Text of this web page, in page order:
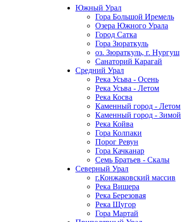
Южный Урал
Гора Большой Иремель
Озера Южного Урала
Город Сатка
Гора Зюраткуль
оз. Зюраткуль, г. Нургуш
Санаторий Карагай
Средний Урал
Река Усьва - Осень
Река Усьва - Летом
Река Косва
Каменный город - Летом
Каменный город - Зимой
Река Койва
Гора Колпаки
Порог Ревун
Гора Качканар
Семь Братьев - Скалы
Северный Урал
г.Конжаковский массив
Река Вишера
Река Березовая
Река Щугор
Гора Мартай